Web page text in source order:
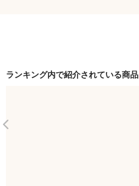
ランキング内で紹介されている商品